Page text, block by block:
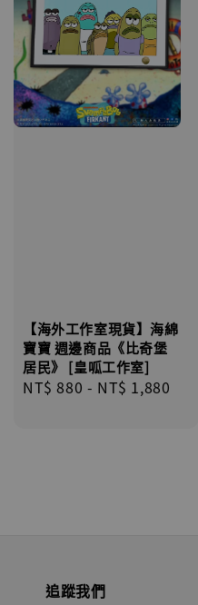
【海外工作室現貨】海綿
寶寶 週邊商品《比奇堡
居民》 [皇呱工作室]
Regular
NT$ 880 - NT$ 1,880
追蹤我們